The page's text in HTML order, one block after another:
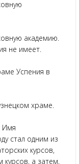
академию.
не имеет.
Успения в
храме.
Имя
стал одним из
курсов,
а затем,